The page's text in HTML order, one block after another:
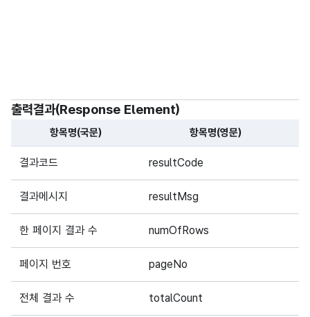
출력결과(Response Element)
해당 오픈API의 출력결과(Response Element) 항목에 대한
항목명(국문) 항목명(영문)
결과코드 resultCode
결과메시지 resultMsg
한 페이지 결과 수 numOfRows
페이지 번호 pageNo
전체 결과 수 totalCount